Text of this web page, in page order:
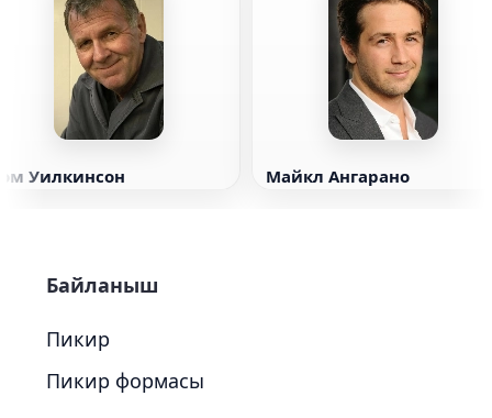
Уилкинсон Майкл Ангарано
Байланыш
Пикир
Пикир формасы